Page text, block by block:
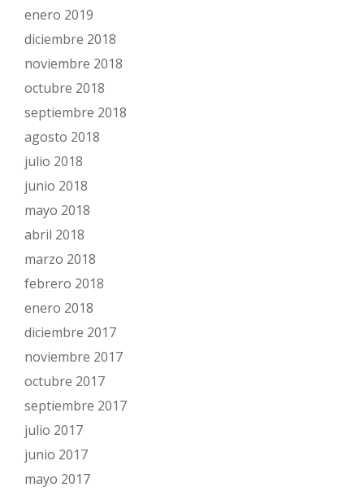
enero 2019
diciembre 2018
noviembre 2018
octubre 2018
septiembre 2018
agosto 2018
julio 2018
junio 2018
mayo 2018
abril 2018
marzo 2018
febrero 2018
enero 2018
diciembre 2017
noviembre 2017
octubre 2017
septiembre 2017
julio 2017
junio 2017
mayo 2017